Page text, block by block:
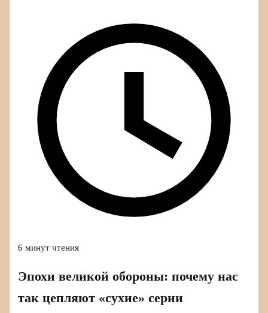
6 минут чтения
Эпохи великой обороны: почему нас
так цепляют «сухие» серии